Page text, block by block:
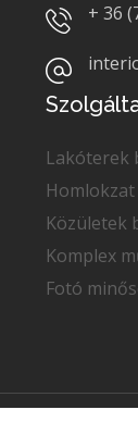
+ 36
Lakóterek
Közületek
Komplex
Fotó